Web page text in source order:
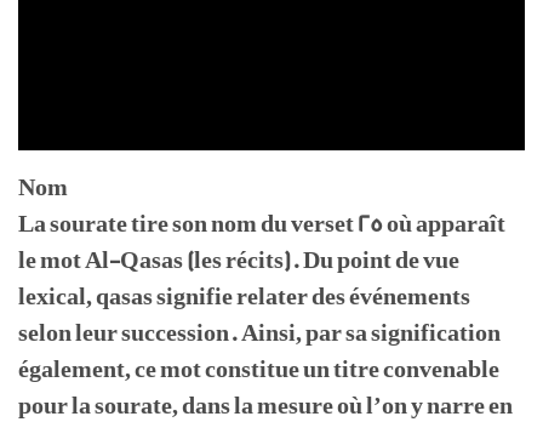
Nom
La sourate tire son nom du verset 25 où apparaît
le mot Al-Qasas (les récits). Du point de vue
lexical, qasas signifie relater des événements
selon leur succession. Ainsi, par sa signification
également, ce mot constitue un titre convenable
pour la sourate, dans la mesure où l’on y narre en